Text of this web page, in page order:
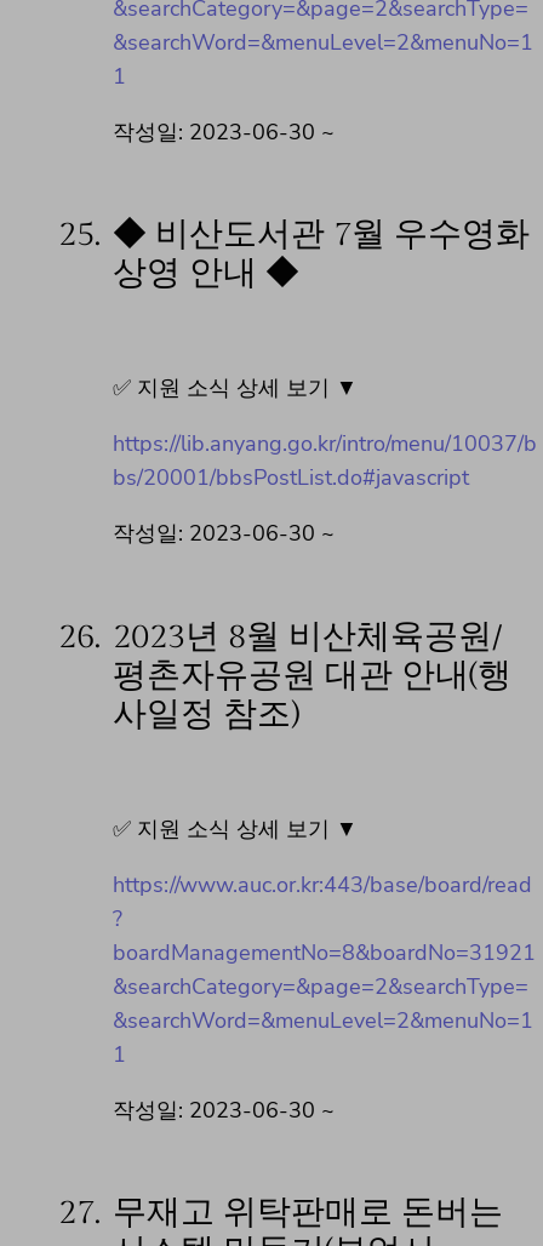
&searchCategory=&page=2&searchType=
&searchWord=&menuLevel=2&menuNo=1
1
작성일: 2023-06-30 ~
25. ◆ 비산도서관 7월 우수영화
상영 안내 ◆
✅ 지원 소식 상세 보기 ▼
https://lib.anyang.go.kr/intro/menu/10037/b
bs/20001/bbsPostList.do#javascript
작성일: 2023-06-30 ~
26. 2023년 8월 비산체육공원/
평촌자유공원 대관 안내(행
사일정 참조)
✅ 지원 소식 상세 보기 ▼
https://www.auc.or.kr:443/base/board/read
?
boardManagementNo=8&boardNo=31921
&searchCategory=&page=2&searchType=
&searchWord=&menuLevel=2&menuNo=1
1
작성일: 2023-06-30 ~
27. 무재고 위탁판매로 돈버는